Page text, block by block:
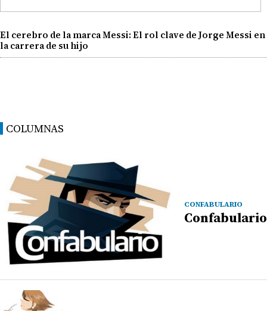
El cerebro de la marca Messi: El rol clave de Jorge Messi en
la carrera de su hijo
COLUMNAS
CONFABULARIO
Confabulario